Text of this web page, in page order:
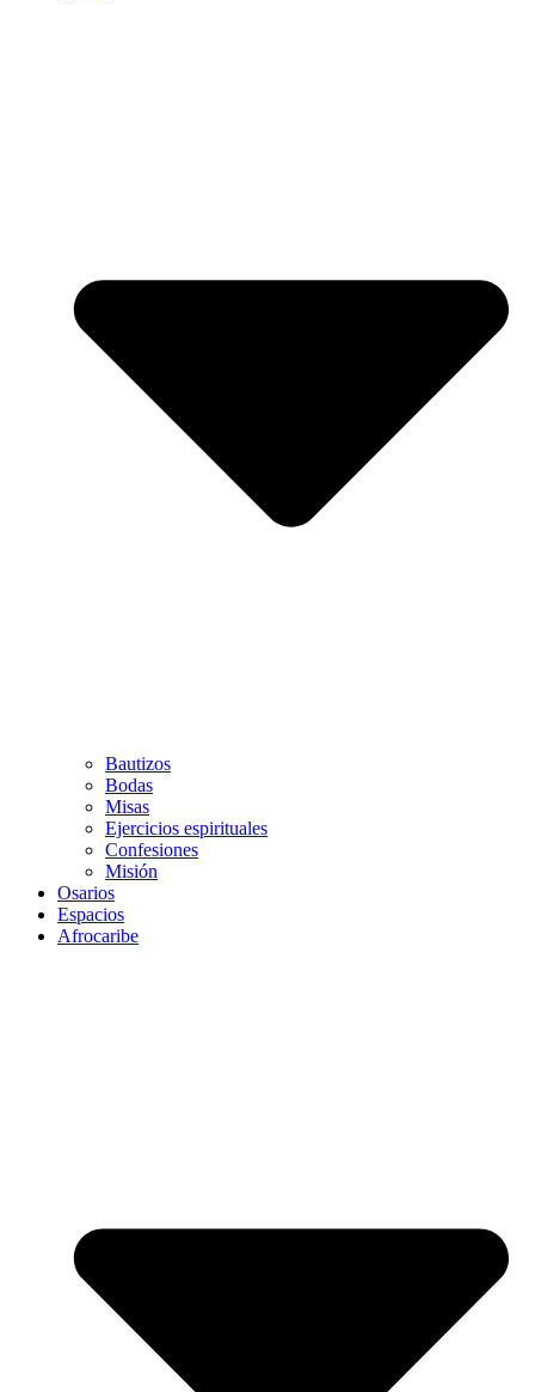
Bautizos
Bodas
Misas
Ejercicios espirituales
Confesiones
Misión
Osarios
Espacios
Afrocaribe